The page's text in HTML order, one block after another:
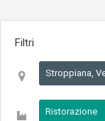
Filtri
Stroppiana,
Ristorazione